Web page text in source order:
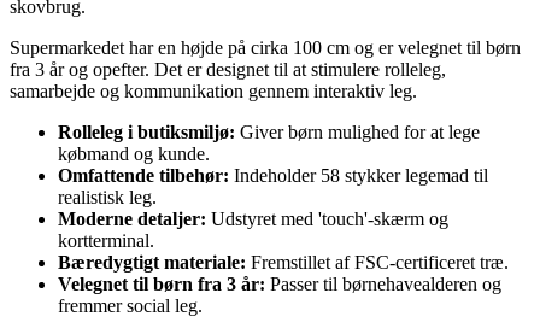
skovbrug.
Supermarkedet har en højde på cirka 100 cm og er velegnet til børn
fra 3 år og opefter. Det er designet til at stimulere rolleleg,
samarbejde og kommunikation gennem interaktiv leg.
Rolleleg i butiksmiljø: Giver børn mulighed for at lege
købmand og kunde.
Omfattende tilbehør: Indeholder 58 stykker legemad til
realistisk leg.
Moderne detaljer: Udstyret med 'touch'-skærm og
kortterminal.
Bæredygtigt materiale: Fremstillet af FSC-certificeret træ.
Velegnet til børn fra 3 år: Passer til børnehavealderen og
fremmer social leg.